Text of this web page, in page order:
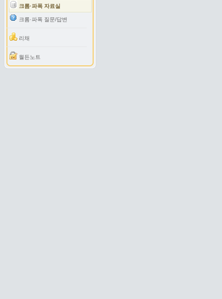
크롬·파폭 자료실
크롬·파폭 질문/답변
리채
월든노트